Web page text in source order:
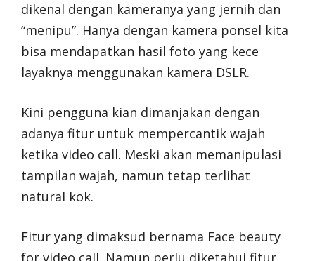
dikenal dengan kameranya yang jernih dan
“menipu”. Hanya dengan kamera ponsel kita
bisa mendapatkan hasil foto yang kece
layaknya menggunakan kamera DSLR.
Kini pengguna kian dimanjakan dengan
adanya fitur untuk mempercantik wajah
ketika video call. Meski akan memanipulasi
tampilan wajah, namun tetap terlihat
natural kok.
Fitur yang dimaksud bernama Face beauty
for video call. Namun perlu diketahui fitur